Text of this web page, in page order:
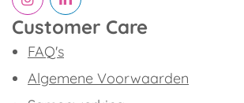
Customer Care
FAQ's
Algemene Voorwaarden